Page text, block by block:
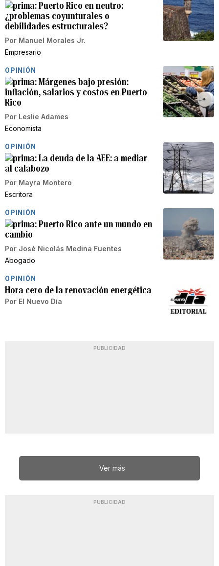
Puerto Rico en neutro:
¿problemas coyunturales o
debilidades estructurales?
Por Manuel Morales Jr.
Empresario
OPINIÓN
Márgenes bajo presión:
inflación, salarios y costos en Puerto
Rico
Por Leslie Adames
Economista
OPINIÓN
La deuda de la AEE: a mediar
al calabozo
Por Mayra Montero
Escritora
OPINIÓN
Puerto Rico ante un mundo en
cambio
Por José Nicolás Medina Fuentes
Abogado
OPINIÓN
Hora cero de la renovación energética
Por El Nuevo Día
PUBLICIDAD
Ver más
PUBLICIDAD